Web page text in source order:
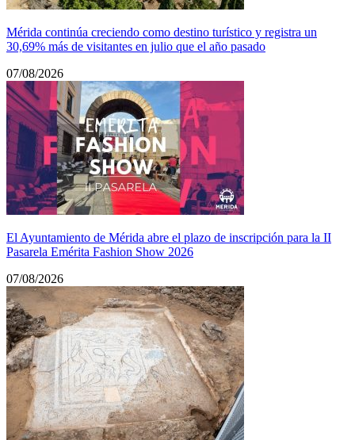
Mérida continúa creciendo como destino turístico y registra un
30,69% más de visitantes en julio que el año pasado
07/08/2026
El Ayuntamiento de Mérida abre el plazo de inscripción para la II
Pasarela Emérita Fashion Show 2026
07/08/2026